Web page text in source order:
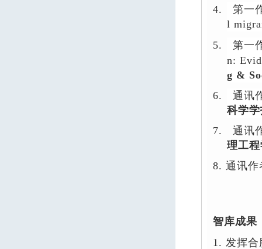
4.
第一
l
5.
第一
n:
g &
6.
通讯
科学
7.
通讯
理工
8. 通讯作
智库成果
1. 发挥合